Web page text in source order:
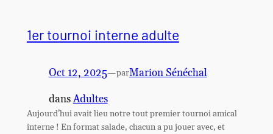
1er tournoi interne adulte
Oct 12, 2025—parMarion Sénéchal
dansAdultes
Aujourd’hui avait lieu notre tout premier tournoi amical
interne ! En format salade, chacun a pu jouer avec, et